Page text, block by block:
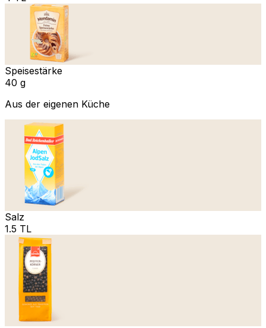
Speisestärke
40 g
Aus der eigenen Küche
Salz
1.5 TL